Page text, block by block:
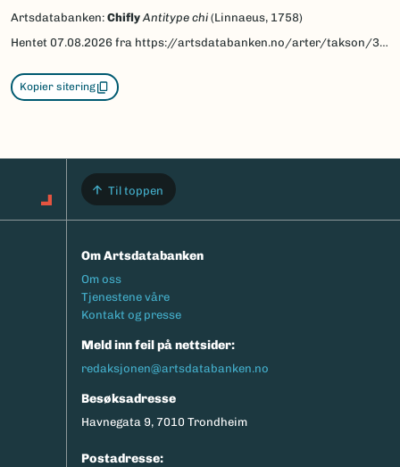
Artsdatabanken: Chifly Antitype chi (Linnaeus, 1758)
Hentet 07.08.2026 fra https://artsdatabanken.no/arter/takson/30815
Kopier sitering
Til toppen
Om Artsdatabanken
Footermeny
Om oss
Tjenestene våre
Kontakt og presse
Meld inn feil på nettsider:
redaksjonen@artsdatabanken.no
Besøksadresse
Havnegata 9, 7010 Trondheim
Postadresse: